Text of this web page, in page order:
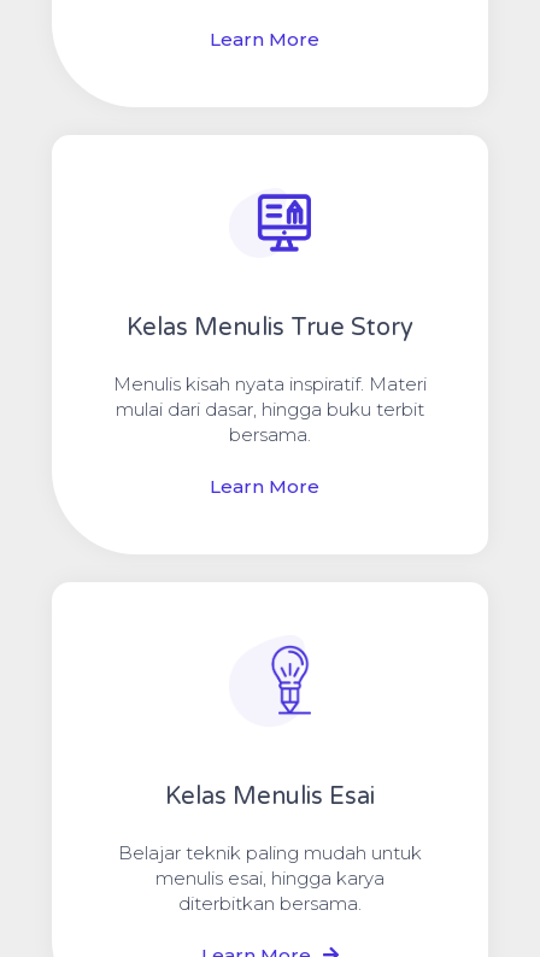
Learn More
Kelas Menulis True Story
Menulis kisah nyata inspiratif. Materi
mulai dari dasar, hingga buku terbit
bersama.
Learn More
Kelas Menulis Esai
Belajar teknik paling mudah untuk
menulis esai, hingga karya
diterbitkan bersama.